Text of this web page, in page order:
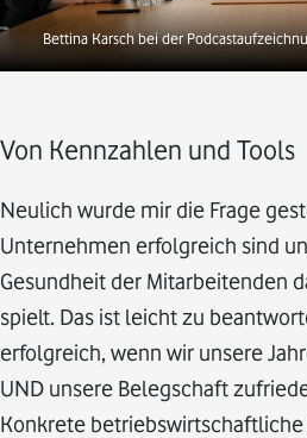
Bettina Karsch bei der
Von Kennzahlen und Tools
Neulich wurde mir die Frage
Unternehmen erfolgreich sind
Gesundheit der Mitarbeitenden
spielt. Das ist leicht zu
erfolgreich, wenn wir unsere
UND unsere Belegschaft
Konkrete